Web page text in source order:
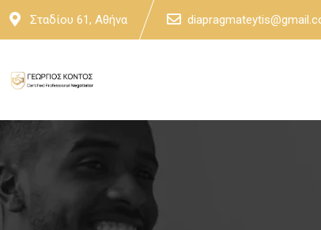
Skip
Σταδίου 61, Αθήνα